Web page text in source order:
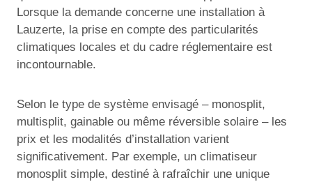
Lorsque la demande concerne une installation à
Lauzerte, la prise en compte des particularités
climatiques locales et du cadre réglementaire est
incontournable.
Selon le type de système envisagé – monosplit,
multisplit, gainable ou même réversible solaire – les
prix et les modalités d’installation varient
significativement. Par exemple, un climatiseur
monosplit simple, destiné à rafraîchir une unique